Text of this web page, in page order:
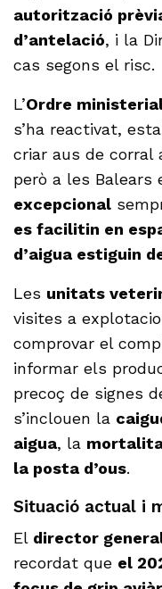
autorització
d’antelació, i la
cas segons el risc.
L’Ordre
s’ha reactivat,
criar aus de corral
però a les Balears
excepcional
es facilitin en
d’aigua estiguin
Les unitats
visites a
comprovar el
informar els
precoç de signes
s’inclouen la
aigua, la
la posta d’ous.
Situació actual i
El director
recordat que el